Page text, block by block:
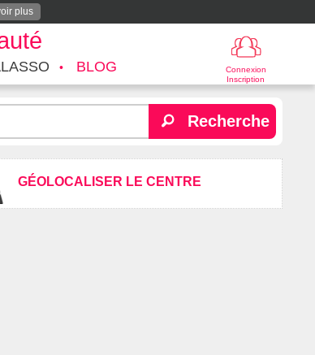
plus
Connexion
Inscription
BLOG
Recherche
GÉOLOCALISER LE CENTRE